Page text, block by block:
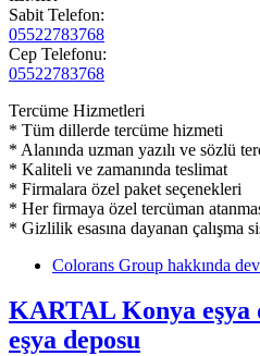
Sabit Telefon:
05522783768
Cep Telefonu:
05522783768
Tercüme Hizmetleri
* Tüm dillerde tercüme hizmeti
* Alanında uzman yazılı ve sözlü
* Kaliteli ve zamanında teslimat
* Firmalara özel paket seçenekleri
* Her firmaya özel tercüman
* Gizlilik esasına dayanan çalışma
Colorans Group hakkında
KARTAL Konya eşya
eşya deposu